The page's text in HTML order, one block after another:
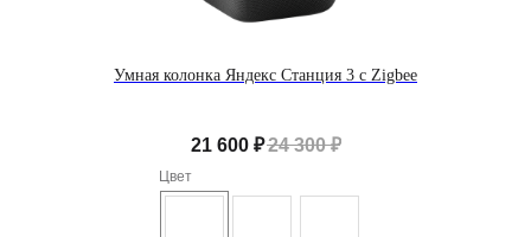
Умная колонка Яндекс Станция 3 с Zigbee
21 600 ₽24 300 ₽
Цвет
ИНН-860202894311
Политика конфиденциальности
права. Все права защищены и охраняются законом. Запрещается
использование любых материалов сайта без письменного